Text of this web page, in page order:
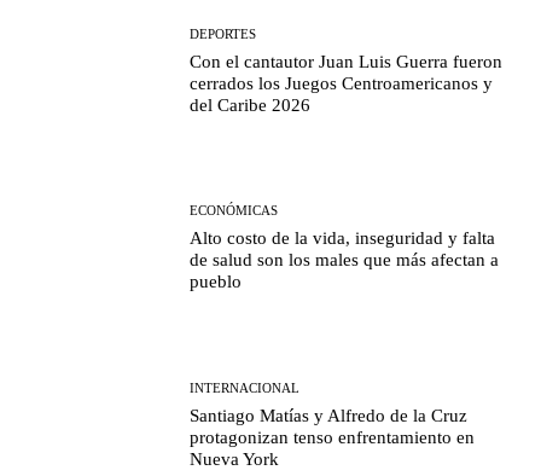
DEPORTES
Con el cantautor Juan Luis Guerra fueron
cerrados los Juegos Centroamericanos y
del Caribe 2026
ECONÓMICAS
Alto costo de la vida, inseguridad y falta
de salud son los males que más afectan a
pueblo
INTERNACIONAL
Santiago Matías y Alfredo de la Cruz
protagonizan tenso enfrentamiento en
Nueva York